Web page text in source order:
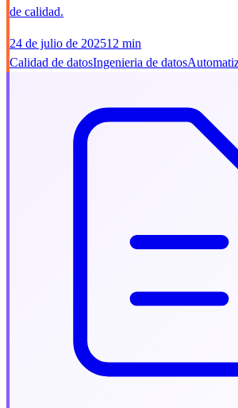
de calidad.
24 de julio de 202512 min
Calidad de datosIngenieria de datos